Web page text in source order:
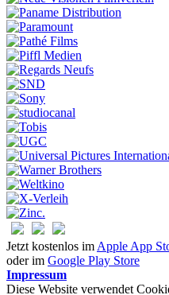
Jetzt kostenlos im Apple App
oder im Google Play Store
Impressum
Diese Website verwendet